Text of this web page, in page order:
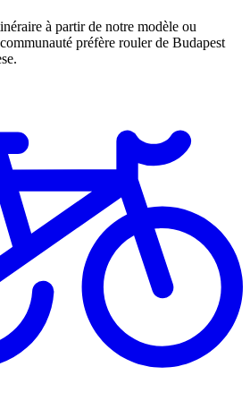
à partir de notre modèle ou
préfère rouler de Budapest